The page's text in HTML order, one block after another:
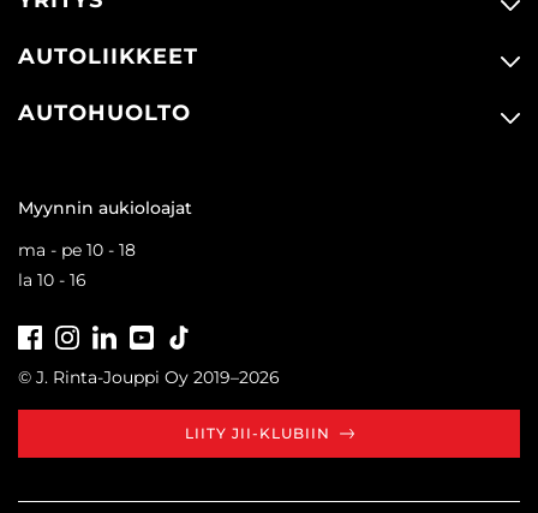
AUTOLIIKKEET
AUTOHUOLTO
Myynnin aukioloajat
ma - pe 10 - 18
la 10 - 16
FacebookInstagramLinkedInYoutube
© J. Rinta-Jouppi Oy 2019–2026
LIITY JII-KLUBIIN